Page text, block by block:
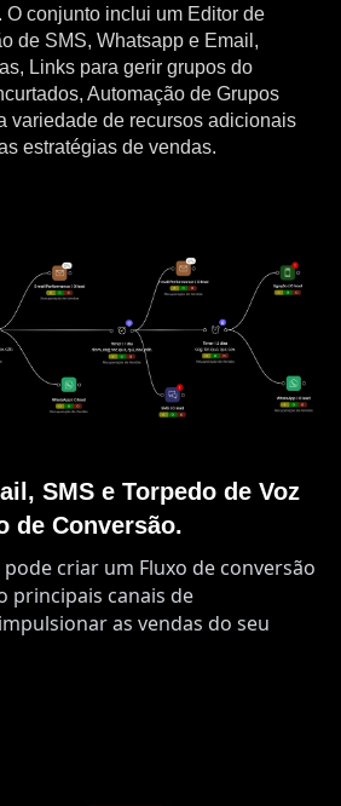
O conjunto inclui um Editor de
de SMS, Whatsapp e Email,
Links para gerir grupos do
Automação de Grupos
variedade de recursos adicionais
estratégias de vendas.
SMS e Torpedo de Voz
de Conversão.
pode criar um Fluxo de conversão
principais canais de
as vendas do seu